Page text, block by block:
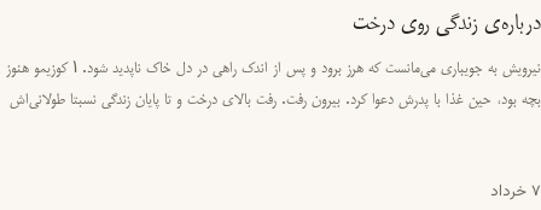
درباره‌ی زندگی روی درخت
نیرویش به جویباری می‌مانست که هرز برود و پس از اندک راهی در دل خاک ناپدید شود. 1 کوزیمو هنوز
بچه بود، حین غذا با پدرش دعوا کرد. بیرون رفت. رفت بالای درخت و تا پایان زندگی نسبتا طولانی‌اش
7 خرداد